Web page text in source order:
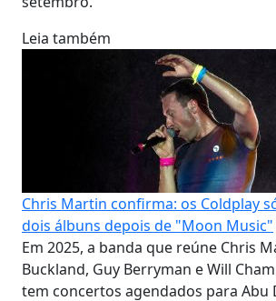
Leia também
Chris Martin confirma: os Coldplay
dois álbuns depois de "Moon Music"
Em 2025, a banda que reúne Chris
Buckland, Guy Berryman e Will
tem concertos agendados para Abu